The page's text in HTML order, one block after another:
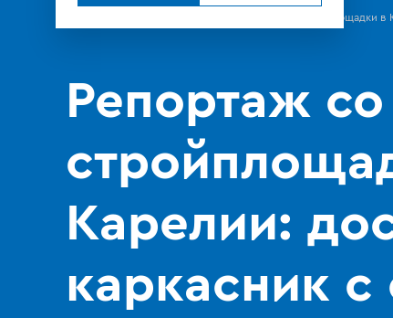
Репортаж со стройплощадки в
Репортаж со
Карелии:
каркасник с